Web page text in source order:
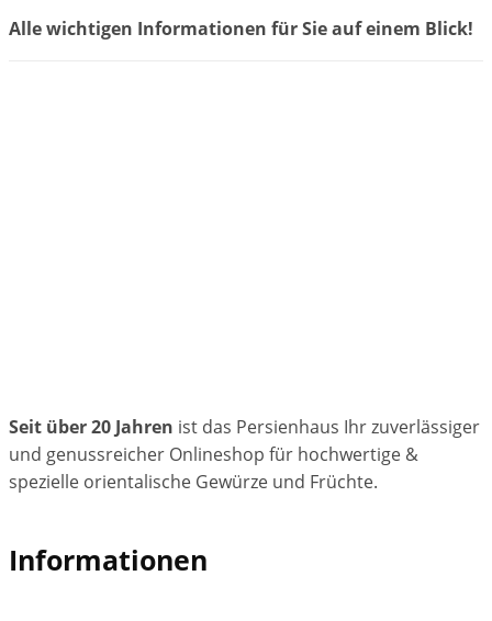
Alle wichtigen Informationen für Sie auf einem Blick!
Seit über 20 Jahren ist das Persienhaus Ihr zuverlässiger
und genussreicher Onlineshop für hochwertige &
spezielle orientalische Gewürze und Früchte.
Informationen